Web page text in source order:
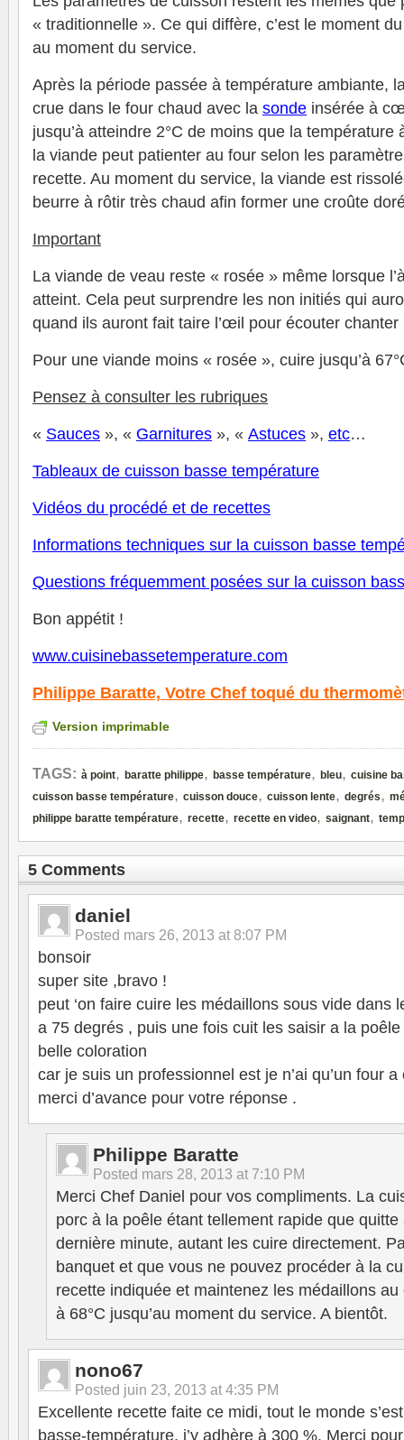
« traditionnelle ». Ce qui diffère, c’est le moment
au moment du service.
Après la période passée à température ambiante,
crue dans le four chaud avec la sonde insérée à
jusqu’à atteindre 2°C de moins que la
la viande peut patienter au four selon les
recette. Au moment du service, la viande est
beurre à rôtir très chaud afin former une croûte
Important
La viande de veau reste « rosée » même lorsque
atteint. Cela peut surprendre les non initiés qui
quand ils auront fait taire l’œil pour écouter chanter
Pour une viande moins « rosée », cuire jusqu’à
Pensez à consulter les rubriques
« Sauces », « Garnitures », « Astuces », etc…
Tableaux de cuisson basse température
Vidéos du procédé et de recettes
Informations techniques sur la cuisson basse
Questions fréquemment posées sur la cuisson
Bon appétit !
www.cuisinebassetemperature.com
Philippe Baratte, Votre Chef toqué du
Version imprimable
TAGS: à point, baratte philippe, basse température, bleu, cuisine
cuisson basse température, cuisson douce, cuisson lente, degrés,
philippe baratte température, recette, recette en video, saignant,
5 Comments
daniel
Posted mars 26, 2013 at 8:07 PM
bonsoir
super site ,bravo !
peut ‘on faire cuire les médaillons sous vide dans
a 75 degrés , puis une fois cuit les saisir a la
belle coloration
car je suis un professionnel est je n’ai qu’un four
merci d’avance pour votre réponse .
Philippe Baratte
Posted mars 28, 2013 at 7:10 PM
Merci Chef Daniel pour vos compliments. La
porc à la poêle étant tellement rapide que
dernière minute, autant les cuire directement.
banquet et que vous ne pouvez procéder à la
recette indiquée et maintenez les médaillons
à 68°C jusqu’au moment du service. A bientôt.
nono67
Posted juin 23, 2013 at 4:35 PM
Excellente recette faite ce midi, tout le monde
basse-température, j’y adhère à 300 %. Merci